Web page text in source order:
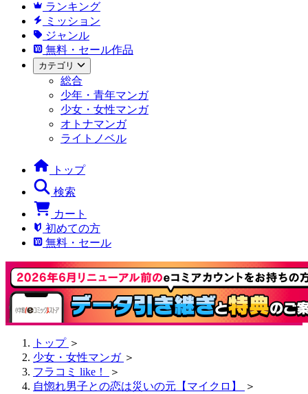
ランキング
ミッション
ジャンル
無料・セール作品
カテゴリ
総合
少年・青年マンガ
少女・女性マンガ
オトナマンガ
ライトノベル
トップ
検索
カート
初めての方
無料・セール
トップ ＞
少女・女性マンガ ＞
フラコミ like！
＞
自惚れ男子との恋は災いの元【マイクロ】
＞